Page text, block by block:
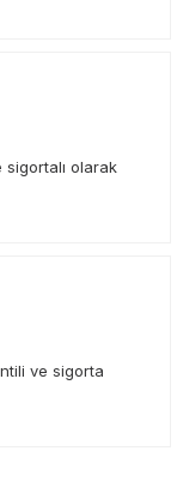
olarak
ve sigorta